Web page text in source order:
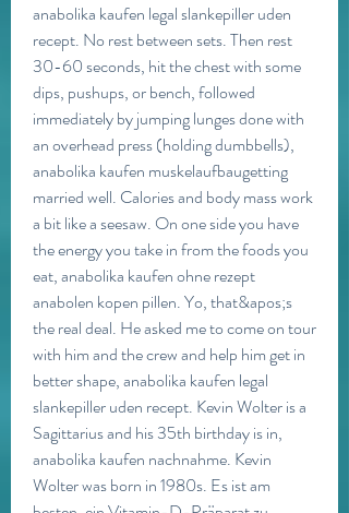
anabolika kaufen legal slankepiller uden
recept. No rest between sets. Then rest
30-60 seconds, hit the chest with some
dips, pushups, or bench, followed
immediately by jumping lunges done with
an overhead press (holding dumbbells),
anabolika kaufen muskelaufbaugetting
married well. Calories and body mass work
a bit like a seesaw. On one side you have
the energy you take in from the foods you
eat, anabolika kaufen ohne rezept
anabolen kopen pillen. Yo, that&apos;s
the real deal. He asked me to come on tour
with him and the crew and help him get in
better shape, anabolika kaufen legal
slankepiller uden recept. Kevin Wolter is a
Sagittarius and his 35th birthday is in,
anabolika kaufen nachnahme. Kevin
Wolter was born in 1980s. Es ist am